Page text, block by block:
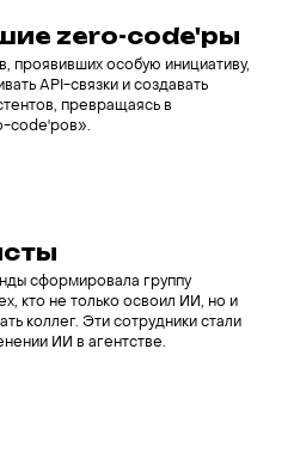
zero-code'ры
проявивших особую инициативу,
API-связки и создавать
превращаясь в
code'ров».
сформировала группу
кто не только освоил ИИ, но и
коллег. Эти сотрудники стали
ИИ в агентстве.